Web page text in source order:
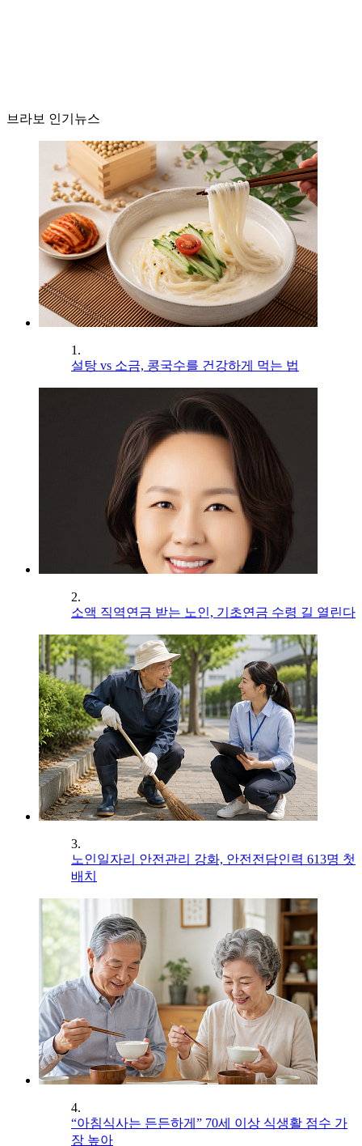
브라보 인기뉴스
1.
설탕 vs 소금, 콩국수를 건강하게 먹는 법
2.
소액 직역연금 받는 노인, 기초연금 수령 길 열린다
3.
노인일자리 안전관리 강화, 안전전담인력 613명 첫
배치
4.
“아침식사는 든든하게” 70세 이상 식생활 점수 가
장 높아